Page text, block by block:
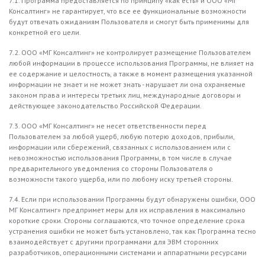
Консалтинг» не гарантирует, что все ее функциональные возможности
будут отвечать ожиданиям Пользователя и смогут быть применимы для
конкретной его цели.
7.2. ООО «МГ Консалтинг» не контролирует размещение Пользователем
любой информации в процессе использования Программы, не влияет на
ее содержание и целостность, а также в момент размещения указанной
информации не знает и не может знать - нарушает ли она охраняемые
законом права и интересы третьих лиц, международные договоры и
действующее законодательство Российской Федерации.
7.3. ООО «МГ Консалтинг» не несет ответственности перед
Пользователем за любой ущерб, любую потерю доходов, прибыли,
информации или сбережений, связанных с использованием или с
невозможностью использования Программы, в том числе в случае
предварительного уведомления со стороны Пользователя о
возможности такого ущерба, или по любому иску третьей стороны.
7.4. Если при использовании Программы будут обнаружены ошибки, ООО
МГ Консалтинг» предпримет меры для их исправления в максимально
короткие сроки. Стороны соглашаются, что точное определение срока
устранения ошибки не может быть установлено, так как Программа тесно
взаимодействует с другими программами для ЭВМ сторонних
разработчиков, операционными системами и аппаратными ресурсами